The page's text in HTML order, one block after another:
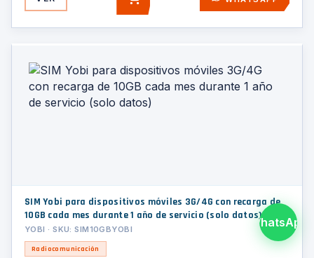
AGREGAR
SIM Yobi para dispositivos móviles 3G/4G con recarga de
10GB cada mes durante 1 año de servicio (solo datos)
YOBI · SKU: SIM10GBYOBI
Radiocomunicación
WhatsApp